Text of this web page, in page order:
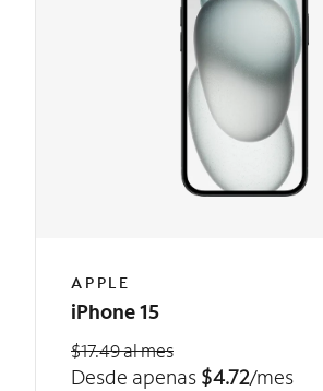
APPLE
iPhone 15
$17.49 al mes
Desde apenas $4.72/mes